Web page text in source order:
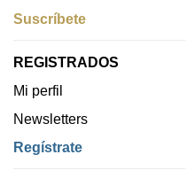
Suscríbete
REGISTRADOS
Mi perfil
Newsletters
Regístrate